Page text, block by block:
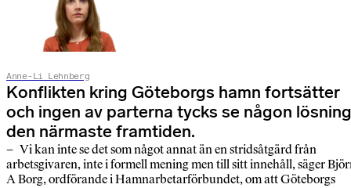
Anne-Li Lehnberg
Konflikten kring Göteborgs hamn fortsätter
och ingen av parterna tycks se någon lösning
den närmaste framtiden.
– Vi kan inte se det som något annat än en stridsåtgärd från
arbetsgivaren, inte i formell mening men till sitt innehåll, säger
A Borg, ordförande i Hamnarbetarförbundet, om att Göteborgs